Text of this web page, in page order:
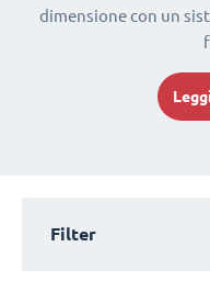
dimensione con un
Filter